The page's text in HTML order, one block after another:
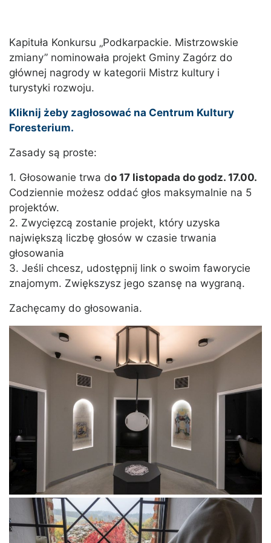
Kapituła Konkursu „Podkarpackie. Mistrzowskie
zmiany” nominowała projekt Gminy Zagórz do
głównej nagrody w kategorii Mistrz kultury i
turystyki rozwoju.
Kliknij żeby zagłosować na Centrum Kultury
Foresterium.
Zasady są proste:
1. Głosowanie trwa do 17 listopada do godz. 17.00.
Codziennie możesz oddać głos maksymalnie na 5
projektów.
2. Zwycięzcą zostanie projekt, który uzyska
największą liczbę głosów w czasie trwania
głosowania
3. Jeśli chcesz, udostępnij link o swoim faworycie
znajomym. Zwiększysz jego szansę na wygraną.
Zachęcamy do głosowania.